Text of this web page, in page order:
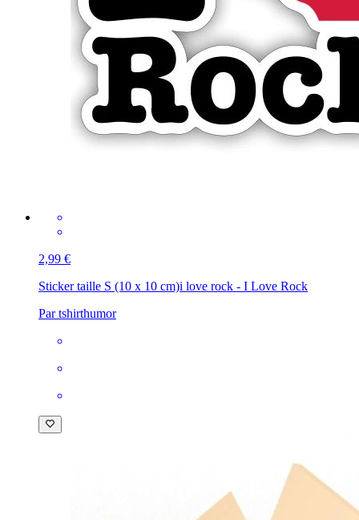
2,99 €
Sticker taille S (10 x 10 cm)i love rock - I Love Rock
Par tshirthumor